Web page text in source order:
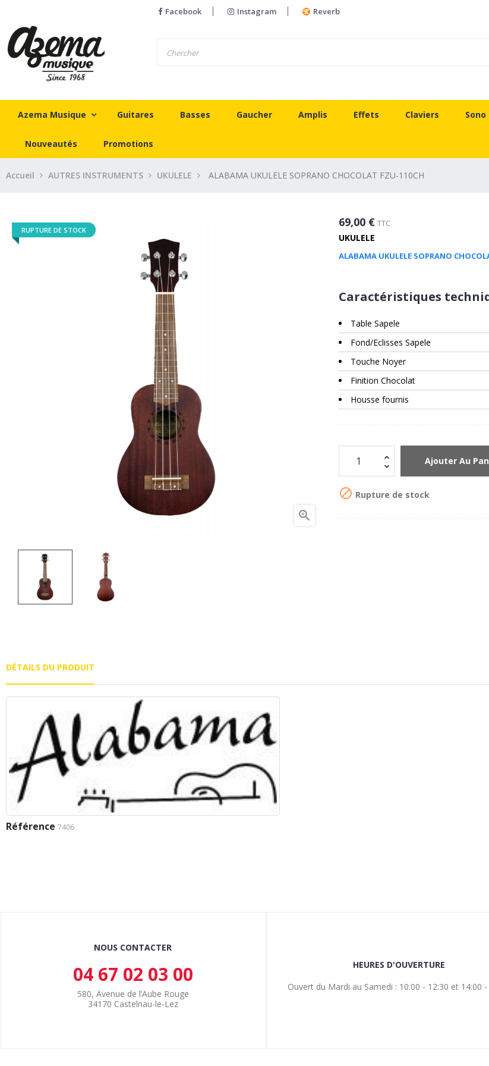
Facebook Instagram Reverb
Azema Musique Guitares Basses Gaucher Amplis Effets Claviers Sono
Nouveautés Promotions
Accueil AUTRES INSTRUMENTS UKULELE ALABAMA UKULELE SOPRANO CHOCOLAT FZU-110CH
RUPTURE DE STOCK

69,00 € TTC
UKULELE
ALABAMA UKULELE SOPRANO
Caractéristiques
Table Sapele
Fond/Eclisses Sapele
Touche Noyer
Finition Chocolat
Housse fournis
Ajouter Au
 Rupture de stock
DÉTAILS DU PRODUIT
Référence 7406
NOUS CONTACTER
04 67 02 03 00
580, Avenue de l’Aube Rouge
34170 Castelnau-le-Lez
HEURES D'OUVERTURE
Ouvert du Mardi au Samedi : 10:00 - 12:30 et 14:00 -